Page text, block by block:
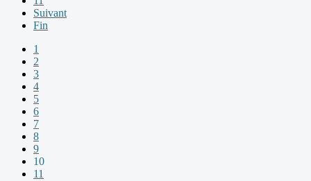
Suivant
Fin
1
2
3
4
5
6
7
8
9
10
11